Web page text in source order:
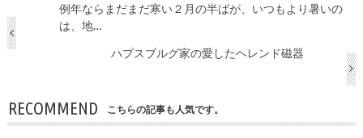
例年ならまだまだ寒い２月の半ばが、いつもより暑いの
は、地…
ハプスブルグ家の愛したヘレンド磁器
RECOMMEND こちらの記事も人気です。